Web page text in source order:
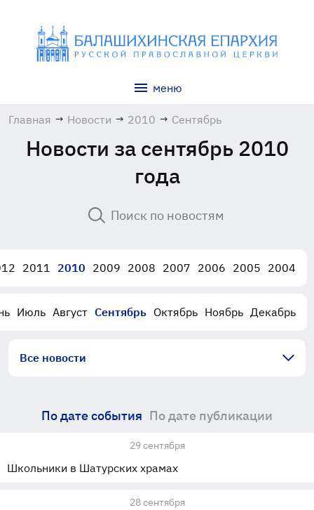
меню
Главная → Новости → 2010 → Сентябрь
Новости за сентябрь 2010
года
2011 2010 2009 2008 2007 2006 2005 2004
Июль Август Сентябрь Октябрь Ноябрь Декабрь
Все новости
По дате события По дате публикации
29 сентября
Школьники в Шатурских храмах
28 сентября